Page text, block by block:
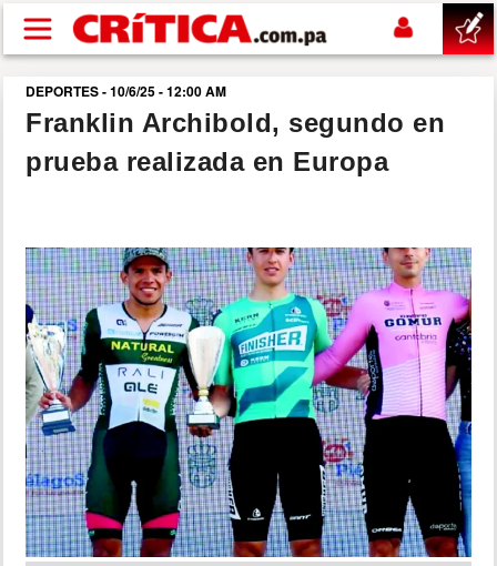
Pasar al contenido principal
buscar
SUCESOS
POLÍTICA
SHOW
DEPORTES
MUNDO
INSÓLITAS
DEPORTES - 10/6/25 - 12:00 AM
Franklin Archibold, segundo en
prueba realizada en Europa